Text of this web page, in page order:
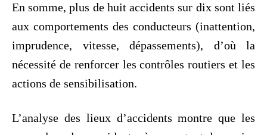
En somme, plus de huit accidents sur dix sont liés
aux comportements des conducteurs (inattention,
imprudence, vitesse, dépassements), d’où la
nécessité de renforcer les contrôles routiers et les
actions de sensibilisation.
L’analyse des lieux d’accidents montre que les